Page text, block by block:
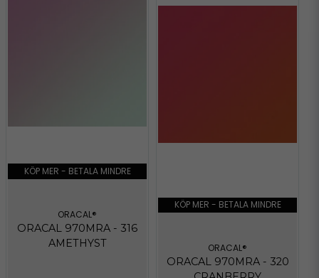
KÖP MER - BETALA MINDRE
ORACAL®
ORACAL 970MRA - 316
AMETHYST
KÖP MER - BETALA MINDRE
ORACAL®
ORACAL 970MRA - 320